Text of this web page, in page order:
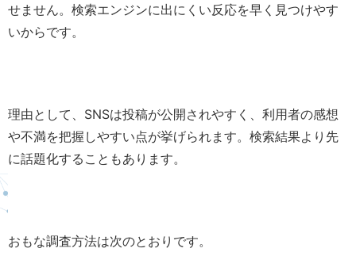
せません。検索エンジンに出にくい反応を早く見つけやす
いからです。
理由として、SNSは投稿が公開されやすく、利用者の感想
や不満を把握しやすい点が挙げられます。検索結果より先
に話題化することもあります。
おもな調査方法は次のとおりです。